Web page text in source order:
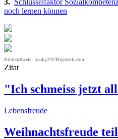
3. Schlüsselfaktor
noch lernen können
Bildnachweis: franky242/Bigstock.com
Zitat
"Ich schmeiss jetzt
Lebensfreude
Weihnachtsfreude